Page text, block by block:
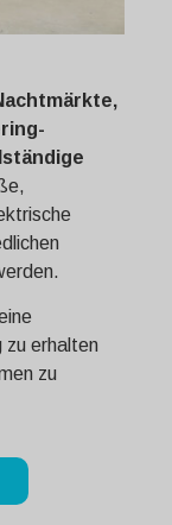
erhalten
zu